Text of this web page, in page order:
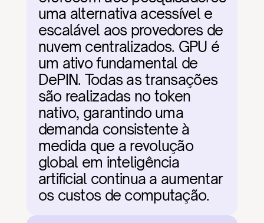
uma alternativa acessível e
escalável aos provedores de
nuvem centralizados. GPU é
um ativo fundamental de
DePIN. Todas as transações
são realizadas no token
nativo, garantindo uma
demanda consistente à
medida que a revolução
global em inteligência
artificial continua a aumentar
os custos de computação.